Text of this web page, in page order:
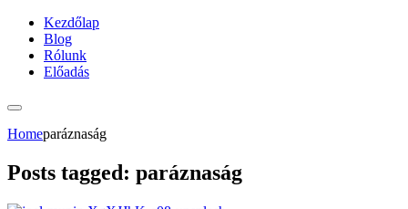
Kezdőlap
Blog
Rólunk
Előadás
Homeparáznaság
Posts tagged: paráznaság